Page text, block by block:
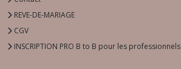
REVE-DE-MARIAGE
CGV
INSCRIPTION PRO B to B pour les professionnels